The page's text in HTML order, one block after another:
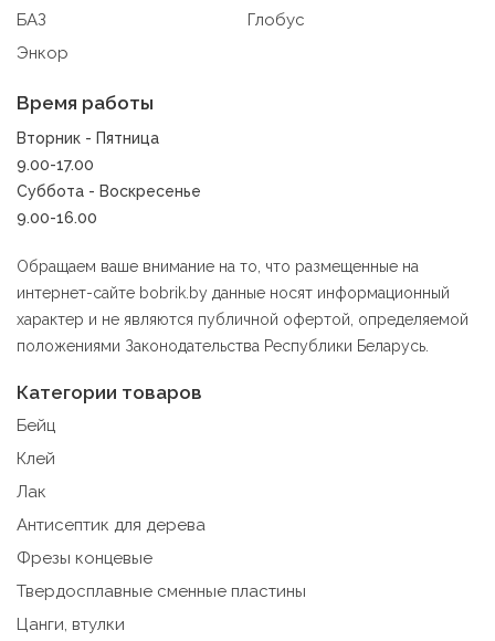
БАЗ
Глобус
Энкор
Время работы
Вторник - Пятница
9.00-17.00
Суббота - Воскресенье
9.00-16.00
Обращаем ваше внимание на то, что размещенные на
интернет-сайте bobrik.by данные носят информационный
характер и не являются публичной офертой, определяемой
положениями Законодательства Республики Беларусь.
Категории товаров
Бейц
Клей
Лак
Антисептик для дерева
Фрезы концевые
Твердосплавные сменные пластины
Цанги, втулки
некоторых дополнительных функций сайтов, например,
имени пользователя или выбора языка, и для
пользователями. Подобные функции улучшают
условия работы пользователей с сайтом.
9.3. Файлы cookie предпочтений, например, для
настройки контента. Данные файлы cookie собирают
информацию о выборе пользователя на сайте и его
информацию о выбранном пользователем городе и
других местных настройках для того, чтобы
соответствующим образом настраивать сайт.
9.4. Аналитические файлы cookie, например
cookie собирают информацию о том, как пользователь
выявлять трудности, возникающие при использовании
составить представление о тенденциях использования
сайта в целом. Общество использует информацию для